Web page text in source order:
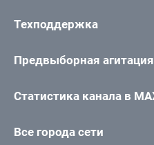
Техподдержка
Предвыборная агитация
Статистика канала в
Все города сети